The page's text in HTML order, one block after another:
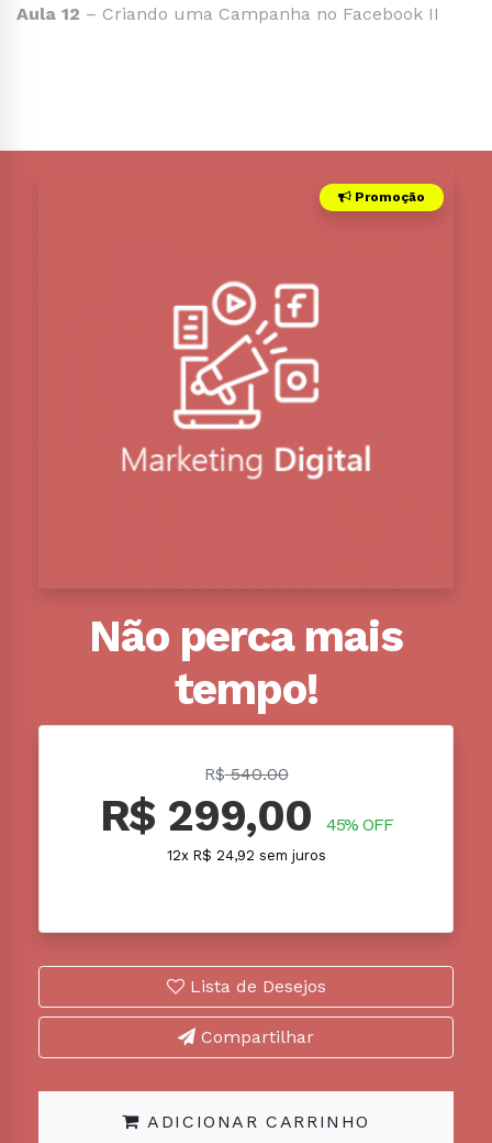
Aula 12 – Criando uma Campanha no Facebook II
Promoção
Não perca mais
tempo!
R$540.00
R$ 299,00 45% OFF
12x R$ 24,92 sem juros
Lista de Desejos
Compartilhar
ADICIONAR CARRINHO